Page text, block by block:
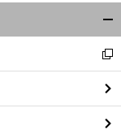
閉
る
新
し
い
ウ
ィ